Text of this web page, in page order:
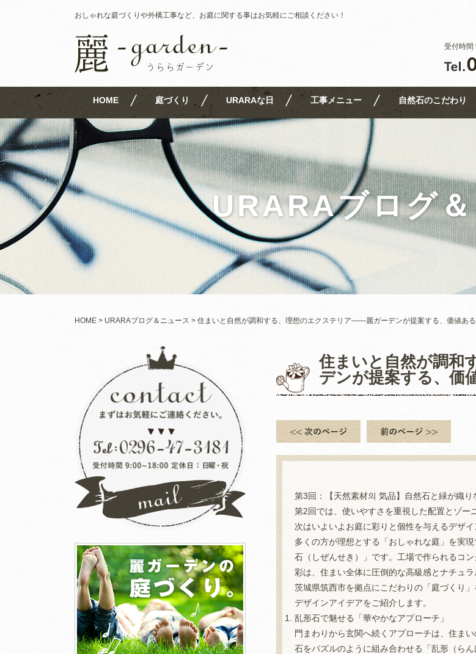
おしゃれな庭づくりや外構工事など、お庭に関する事はお気軽にご相談ください！
受付時間
HOME 庭づくり URARAな日 工事メニュー 自然石のこだわり
URARAブログ
HOME URARAブログ＆ニュース 住まいと自然が調和する、理想のエクステリア――麗ガーデンが提案する、価値あ
住まいと自然が調
デンが提案する、価
第3回：【天然素材의 気品】自然石と緑が織
第2回では、使いやすさを重視した配置とゾー
次はいよいよお庭に彩りと個性を与えるデザイ
多くの方が理想とする「おしゃれな庭」を実
石（しぜんせき）」です。工場で作られるコ
彩は、住まい全体に圧倒的な高級感とナチュラ
茨城県筑西市を拠点にこだわりの「庭づくり
デザインアイデアをご紹介します。
乱形石で魅せる「華やかなアプローチ」
門まわりから玄関へ続くアプローチは、住ま
石をパズルのように組み合わせる「乱形（ら